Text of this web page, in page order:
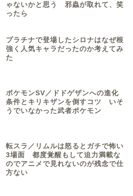
ゃないかと思う 邪蟲が取れて、笑
ったら
プラチナで登場したシロナはなぜ根
強く人気キャラだったのか考えてみ
た
ポケモンSV／ドドゲザンへの進化
条件とキリキザンを倒すコツ いそ
うでいなかった武者ポケモン
転スラ／リムルは怒るとガチで怖い
3場面 都度覚醒もして迫力満載な
のでアニメで見れないのが残念で仕
方ない